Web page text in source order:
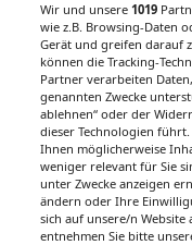
Unsere
Wir und unsere1019
wie z.B. Browsing-Daten
Gerät und greifen darauf
können die Tracking-
Partner verarbeiten
genannten Zwecke
ablehnen“ oder der
dieser Technologien
Ihnen möglicherweise
weniger relevant für Sie
unter Zwecke anzeigen
ändern oder Ihre
sich auf unsere/n
entnehmen Sie bitte